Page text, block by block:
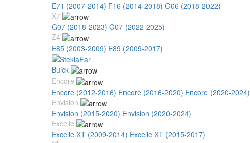
E71 (2007-2014) F16 (2014-2018) G06 (2018-2022)
X7
G07 (2018-2023) G07 (2022-2025)
Z4
E85 (2003-2009) E89 (2009-2017)
Buick
Encore
Encore (2012-2016) Encore (2016-2020) Encore (2020-2024)
Envision
Envision (2015-2020) Envision (2020-2024)
Excelle
Excelle XT (2009-2014) Excelle XT (2015-2017)